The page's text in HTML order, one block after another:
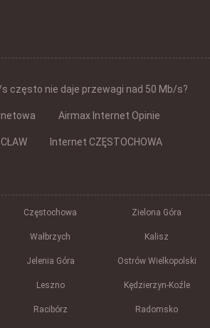
często nie daje przewagi nad 50 Mb/s?
Airmax Internet Opinie
Internet CZĘSTOCHOWA
Częstochowa Zielona Góra
Wałbrzych Kalisz
Jelenia Góra Ostrów Wielkopolski
Leszno Kędzierzyn-Koźle
Racibórz Radomsko